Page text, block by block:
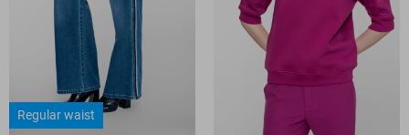
Regular waist